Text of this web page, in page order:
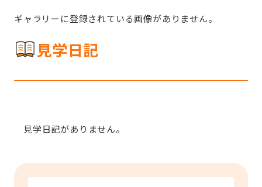
ギャラリーに登録されている画像がありません。
見学日記
見学日記がありません。